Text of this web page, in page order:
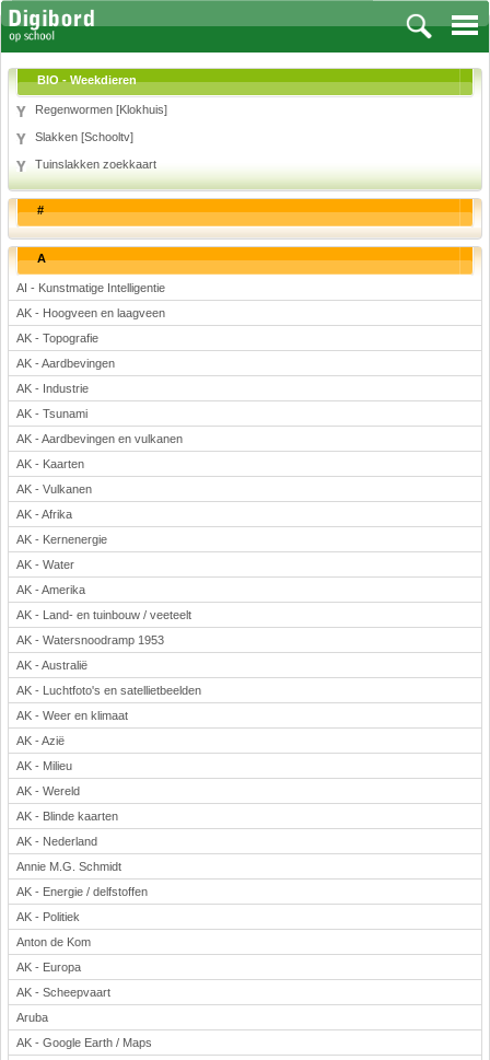
Vakken
Aardrijkskunde
Biologie
Engels
Frans, Duits, Chinees, Spaans
Geschiedenis
Handvaardigheid en Tekenen
Kunst en Cultuur
Levensbeschouwing
Lichamelijke opvoeding
Muziek
Natuurkunde
Nederlands
Rekenen
Scheikunde
Sport
Techniek
Verkeer
Wiskunde
Onderwerpen
Apps en tablets
Collecties digibord
Digiborden / touchscreens
Digibordtools
Downloads basisonderwijs
Herfst
Kerstmis
Kinder-/Jeugdboeken
Lente
Onderbouw PO
Pasen
Voetbal
BIO - Weekdieren
Regenwormen [Klokhuis]
Slakken [Schooltv]
Tuinslakken zoekkaart
#
A
AI - Kunstmatige Intelligentie
AK - Hoogveen en laagveen
AK - Topografie
AK - Aardbevingen
AK - Industrie
AK - Tsunami
AK - Aardbevingen en vulkanen
AK - Kaarten
AK - Vulkanen
AK - Afrika
AK - Kernenergie
AK - Water
AK - Amerika
AK - Land- en tuinbouw / veeteelt
AK - Watersnoodramp 1953
AK - Australië
AK - Luchtfoto's en satellietbeelden
AK - Weer en klimaat
AK - Azië
AK - Milieu
AK - Wereld
AK - Blinde kaarten
AK - Nederland
Annie M.G. Schmidt
AK - Energie / delfstoffen
AK - Politiek
Anton de Kom
AK - Europa
AK - Scheepvaart
Aruba
AK - Google Earth / Maps